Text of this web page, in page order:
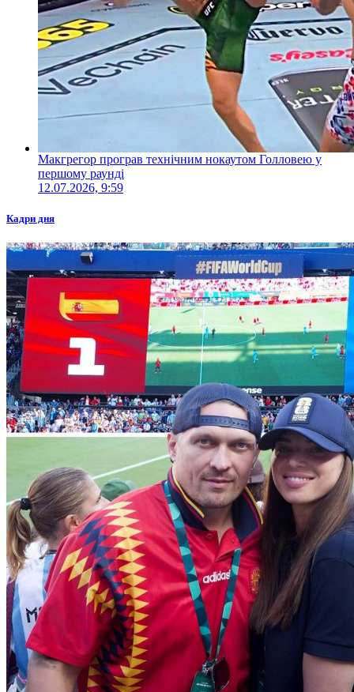
Макгрегор програв технічним нокаутом Голловею у
першому раунді
12.07.2026, 9:59
Кадри дня